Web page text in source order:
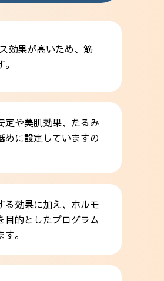
効果が高いため、筋
定や美肌効果、たるみ
めに設定していますの
る効果に加え、ホルモ
目的としたプログラム
。